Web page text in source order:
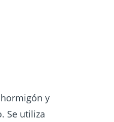
y
Se utiliza